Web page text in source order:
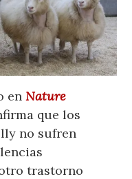
enNature
que los
no sufren
trastorno